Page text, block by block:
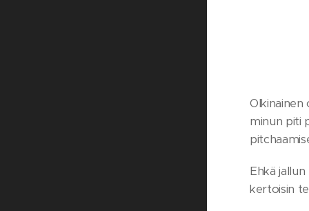
Olkinainen
minun piti
Ehkä
kertoisin